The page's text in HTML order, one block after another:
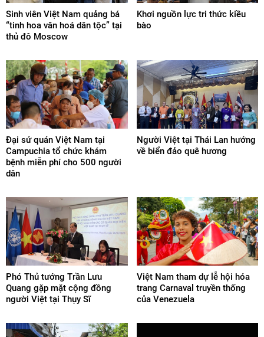
Sinh viên Việt Nam quảng bá
“tinh hoa văn hoá dân tộc” tại
thủ đô Moscow
Khơi nguồn lực tri thức kiều
bào
Đại sứ quán Việt Nam tại
Campuchia tổ chức khám
bệnh miễn phí cho 500 người
dân
Người Việt tại Thái Lan hướng
về biển đảo quê hương
Phó Thủ tướng Trần Lưu
Quang gặp mặt cộng đồng
người Việt tại Thụy Sĩ
Việt Nam tham dự lễ hội hóa
trang Carnaval truyền thống
của Venezuela